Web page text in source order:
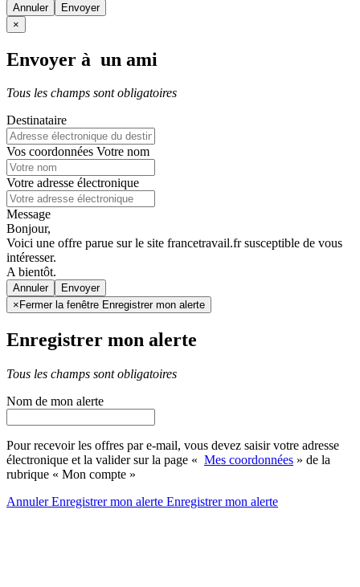
Annuler
×
Envoyer à un ami
Tous les champs sont obligatoires
Destinataire
Vos coordonnées Votre nom
Votre adresse électronique
Message
Bonjour,
Voici une offre parue sur le site francetravail.fr susceptible de vous
intéresser.
A bientôt.
Annuler
× Fermer la fenêtre Enregistrer mon alerte
Enregistrer mon alerte
Tous les champs sont obligatoires
Nom de mon alerte
Pour recevoir les offres par e-mail, vous devez saisir votre adresse
électronique et la valider sur la page « Mes coordonnées » de la
rubrique « Mon compte »
AnnulerEnregistrer mon alerte Enregistrermon alerte